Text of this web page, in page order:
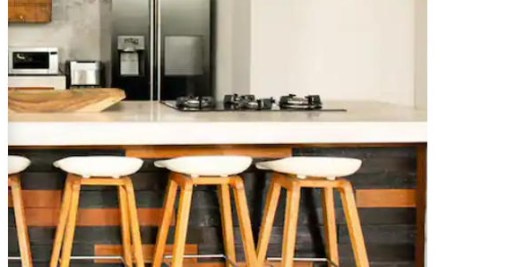
través de les tecles de les fletxes (amunt i avall), o bé fent un toc a la pantalla o fent-hi